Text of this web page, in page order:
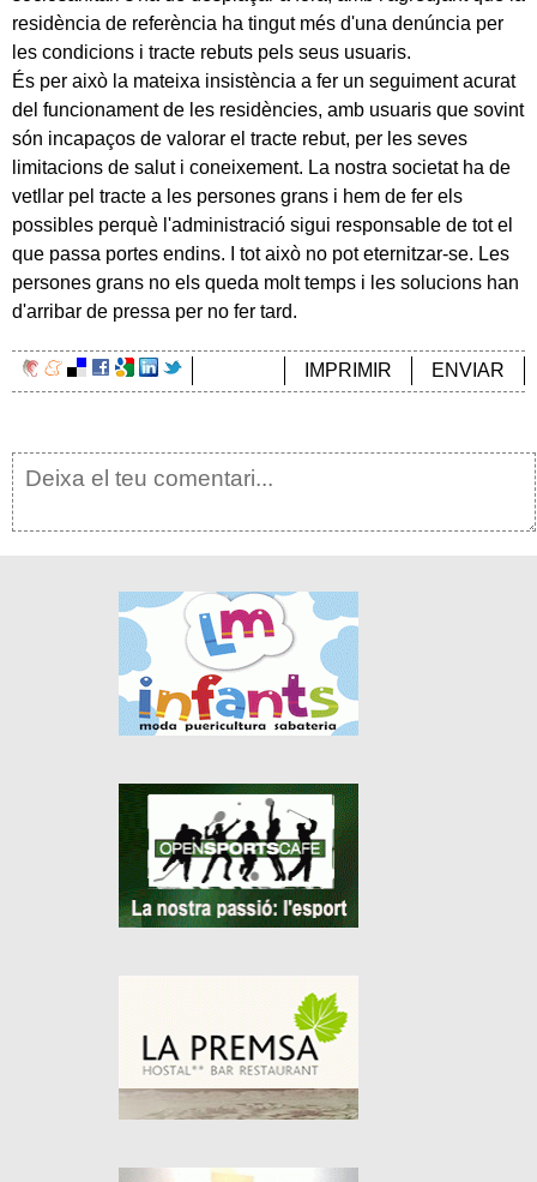
residència de referència ha tingut més d'una denúncia per
les condicions i tracte rebuts pels seus usuaris.
És per això la mateixa insistència a fer un seguiment acurat
del funcionament de les residències, amb usuaris que sovint
són incapaços de valorar el tracte rebut, per les seves
limitacions de salut i coneixement. La nostra societat ha de
vetllar pel tracte a les persones grans i hem de fer els
possibles perquè l'administració sigui responsable de tot el
que passa portes endins. I tot això no pot eternitzar-se. Les
persones grans no els queda molt temps i les solucions han
d'arribar de pressa per no fer tard.
ENVIAR
IMPRIMIR